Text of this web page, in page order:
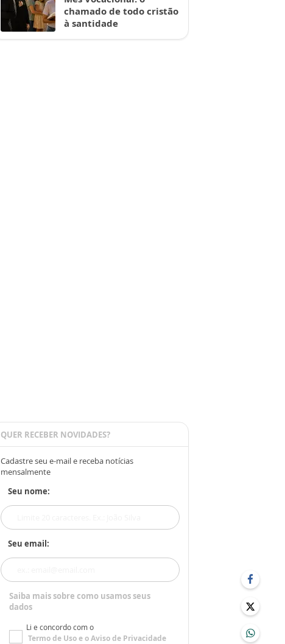
chamado de todo cristão
à santidade
QUER RECEBER NOVIDADES?
Cadastre seu e-mail e receba notícias
mensalmente
Seu nome:
Seu email:
Saiba mais sobre como usamos seus
dados
Li e concordo com o
Termo de Usoe oAviso de Privacidade